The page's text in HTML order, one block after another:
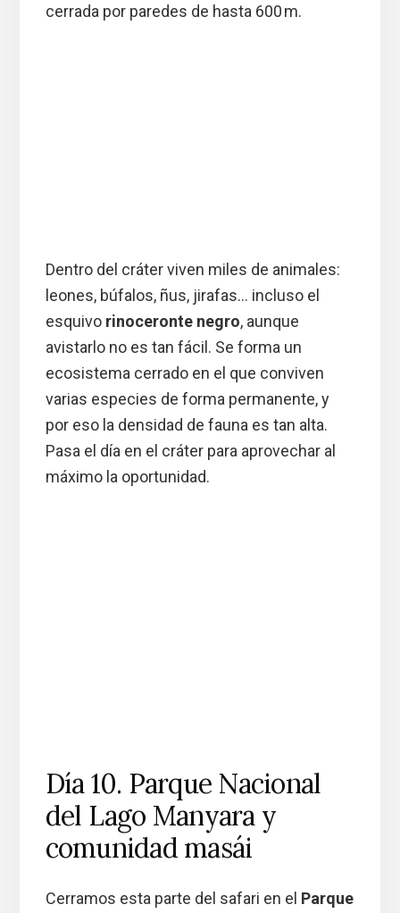
cerrada por paredes de hasta 600 m.
Dentro del cráter viven miles de animales:
leones, búfalos, ñus, jirafas… incluso el
esquivo rinoceronte negro, aunque
avistarlo no es tan fácil. Se forma un
ecosistema cerrado en el que conviven
varias especies de forma permanente, y
por eso la densidad de fauna es tan alta.
Pasa el día en el cráter para aprovechar al
máximo la oportunidad.
Día 10. Parque Nacional
del Lago Manyara y
comunidad masái
Cerramos esta parte del safari en el Parque